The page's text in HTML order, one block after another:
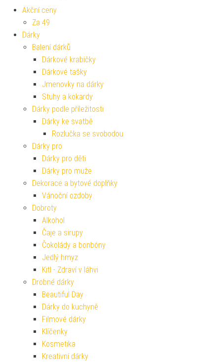
Akční ceny
Za 49
Dárky
Balení dárků
Dárkové krabičky
Dárkové tašky
Jmenovky na dárky
Stuhy a kokardy
Dárky podle příležitosti
Dárky ke svatbě
Rozlučka se svobodou
Dárky pro
Dárky pro děti
Dárky pro muže
Dekorace a bytové doplňky
Vánoční ozdoby
Dobroty
Alkohol
Čaje a sirupy
Čokolády a bonbóny
Jedlý hmyz
Kitl - Zdraví v láhvi
Drobné dárky
Beautiful Day
Dárky do kuchyně
Filmové dárky
Klíčenky
Kosmetika
Kreativní dárky